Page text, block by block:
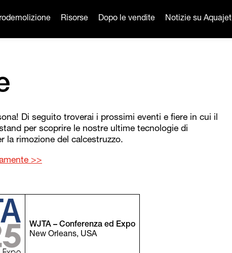
Risorse Dopo le vendite Notizie su Aquajet
Di seguito troverai i prossimi eventi e fiere in cui il
per scoprire le nostre ultime tecnologie di
la rimozione del calcestruzzo.
>>
WJTA – Conferenza ed Expo
New Orleans, USA